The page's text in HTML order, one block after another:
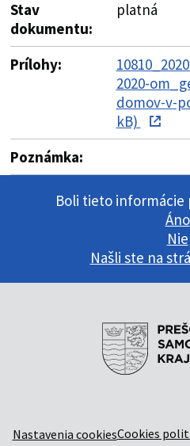
Stav
dokumentu:
platná
Prílohy:
2020-
domov-v-
kB)
Poznámka:
Boli tieto informácie
Áno
Nie
Našli ste na
Nastavenia cookiesCookies